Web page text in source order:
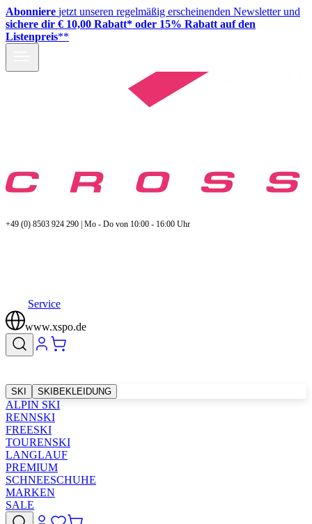
Abonniere jetzt unseren regelmäßig erscheinenden Newsletter und
sichere dir € 10,00 Rabatt* oder 15% Rabatt auf den
Listenpreis**
+49 (0) 8503 924 290 | Mo - Do von 10:00 - 16:00 Uhr
Service
www.xspo.de
SKI SKIBEKLEIDUNG
ALPIN SKI
RENNSKI
FREESKI
TOURENSKI
LANGLAUF
PREMIUM
SCHNEESCHUHE
MARKEN
SALE